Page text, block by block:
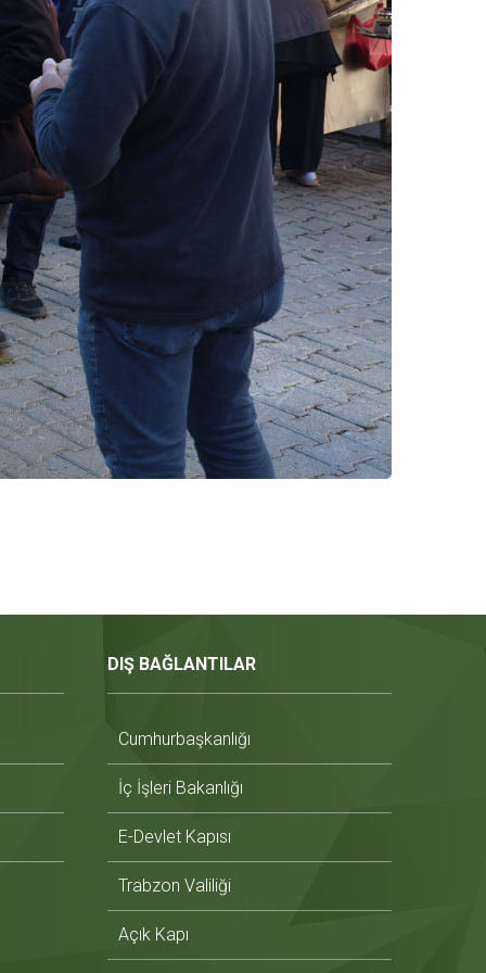
DIŞ BAĞLANTILAR
Cumhurbaşkanlığı
İç İşleri Bakanlığı
E-Devlet Kapısı
Trabzon Valiliği
Açık Kapı